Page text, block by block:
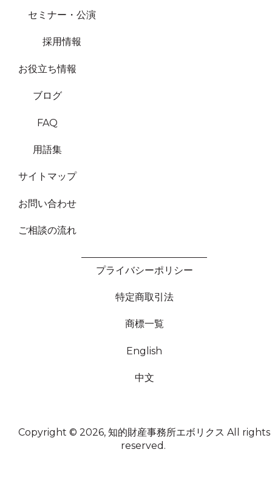
セミナー・公演
採用情報
お役立ち情報
ブログ
FAQ
用語集
サイトマップ
お問い合わせ
ご相談の流れ
プライバシーポリシー
特定商取引法
商標一覧
English
中文
Copyright © 2026, 知的財産事務所エボリクス All rights
reserved.